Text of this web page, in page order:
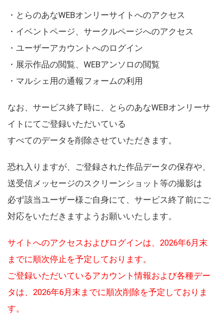
・とらのあなWEBオンリーサイトへのアクセス
・イベントページ、サークルページへのアクセス
・ユーザーアカウントへのログイン
・展示作品の閲覧、WEBアンソロの閲覧
・マルシェ用の通報フォームの利用
なお、サービス終了時に、とらのあなWEBオンリーサ
イトにてご登録いただいている
すべてのデータを削除させていただきます。
恐れ入りますが、ご登録された作品データの保存や、
送受信メッセージのスクリーンショット等の撮影は
必ず該当ユーザー様ご自身にて、サービス終了前にご
対応をいただきますようお願いいたします。
サイトへのアクセスおよびログインは、2026年6月末
までに順次停止を予定しております。
ご登録いただいているアカウント情報および各種デー
タは、2026年6月末までに順次削除を予定しておりま
す。